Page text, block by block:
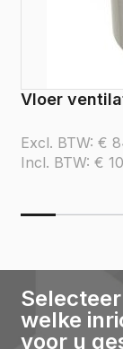
Vloer
Excl. BTW: €
Incl. BTW: €
welke
voor u